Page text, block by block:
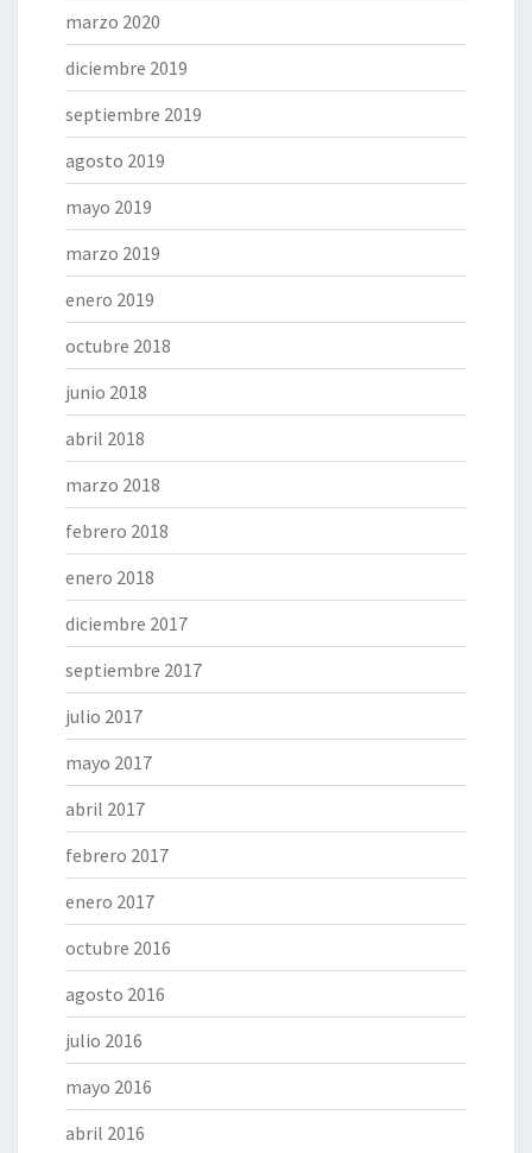
marzo 2020
diciembre 2019
septiembre 2019
agosto 2019
mayo 2019
marzo 2019
enero 2019
octubre 2018
junio 2018
abril 2018
marzo 2018
febrero 2018
enero 2018
diciembre 2017
septiembre 2017
julio 2017
mayo 2017
abril 2017
febrero 2017
enero 2017
octubre 2016
agosto 2016
julio 2016
mayo 2016
abril 2016